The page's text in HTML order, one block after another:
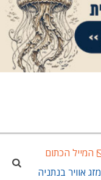
המייל הכתום
מזג אוויר בנתניה